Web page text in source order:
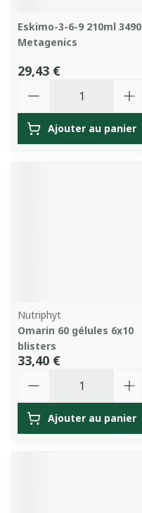
Eskimo-3-6-9 210ml 3490
Metagenics
29,43 €
Ajouter au panier
Nutriphyt
Omarin 60 gélules 6x10
blisters
33,40 €
Ajouter au panier